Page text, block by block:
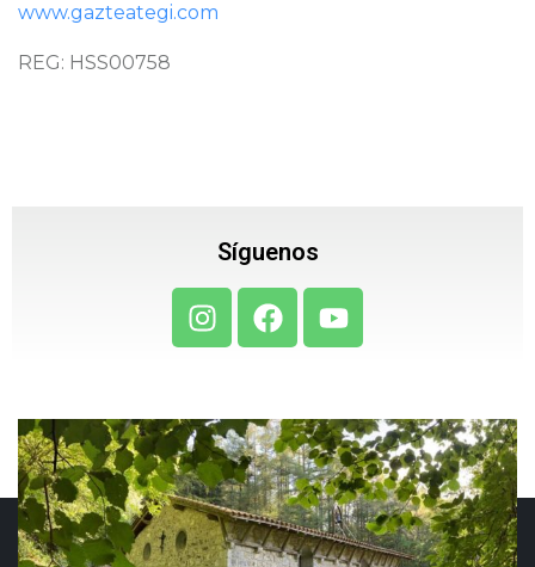
www.gazteategi.com
REG: HSS00758
Síguenos